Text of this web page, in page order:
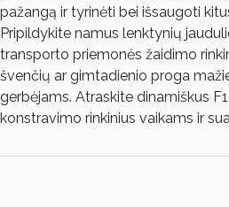
pažangą ir tyrinėti bei išsaugoti
Pripildykite namus lenktynių
transporto priemonės žaidimo
švenčių ar gimtadienio proga
gerbėjams. Atraskite dinamiškus
konstravimo rinkinius vaikams ir